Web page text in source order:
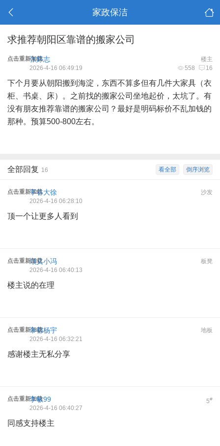
家政保洁
求推荐朝阳区靠谱的搬家公司
点击重新加载 楼主
张婷志
558 16
2026-4-16 06:49:19
下个月要从朝阳搬到海淀，东西不算多但有几件大家具（衣
柜、书桌、床）。之前找的搬家公司坐地起价，太坑了。有
没有朋友推荐靠谱的搬家公司？最好是明码标价不乱加钱的
那种。预算500-800左右。
倒序浏览
看全部
全部回复 16
点击重新加载 沙发
平谷大徐
2026-4-16 06:28:10
顶一个让更多人看到
点击重新加载 板凳
顺义小冯
2026-4-16 06:40:13
楼主说的在理
点击重新加载 地板
帝都杨宇
2026-4-16 06:32:21
感谢楼主无私分享
点击重新加载 5#
李敏99
2026-4-16 06:40:27
同感支持楼主